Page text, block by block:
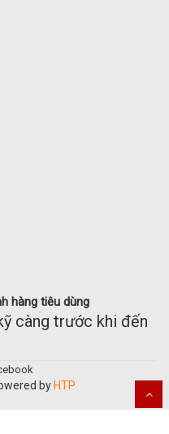
hàng tiêu dùng
càng trước khi đến
by HTP